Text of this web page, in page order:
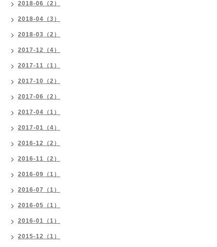
2018-06（2）
2018-04（3）
2018-03（2）
2017-12（4）
2017-11（1）
2017-10（2）
2017-06（2）
2017-04（1）
2017-01（4）
2016-12（2）
2016-11（2）
2016-09（1）
2016-07（1）
2016-05（1）
2016-01（1）
2015-12（1）